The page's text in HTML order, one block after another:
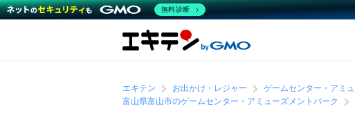
エキテン お出かけ・レジャー ゲームセンター・アミ
富山県富山市のゲームセンター・アミューズメントパーク
無料診断